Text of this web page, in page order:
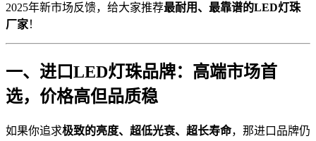
2025年新市场反馈，给大家推荐最耐用、最靠谱的LED灯珠
厂家！
一、进口LED灯珠品牌：高端市场首
选，价格高但品质稳
如果你追求极致的亮度、超低光衰、超长寿命，那进口品牌仍